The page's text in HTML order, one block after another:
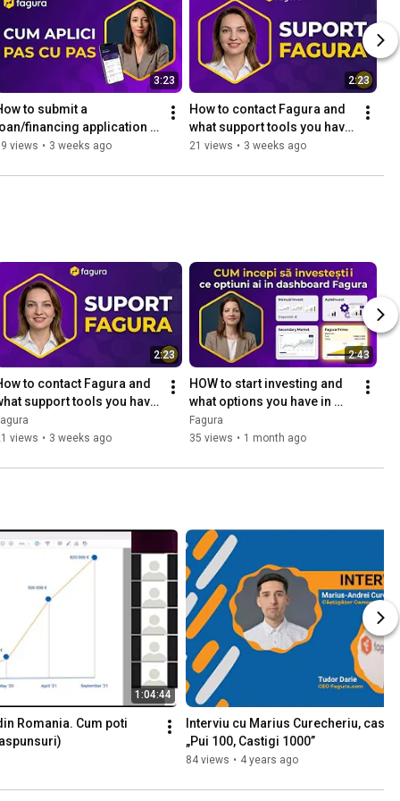
3:23
to submit a
loan/financing application
Fagura
views • 3 weeks ago
2:23
How to contact Fagura and
what support tools you have
on the platform
21 views • 3 weeks ago
2:23
to contact Fagura and
support tools you have
the platform
views • 3 weeks ago
2:43
HOW to start investing and
what options you have in
your Fagura dashboard
Fagura
35 views • 1 month ago
1:04:44
Romania. Cum poti
Interviu cu Marius Curecheriu,
„Pui 100, Castigi 1000”
84 views • 4 years ago